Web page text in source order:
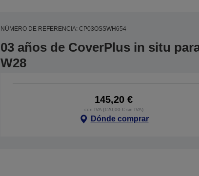
NÚMERO DE REFERENCIA: CP03OSSWH654
03 años de CoverPlus in situ
W28
145,20 €
con IVA (120,00 € sin IVA)
Dónde comprar